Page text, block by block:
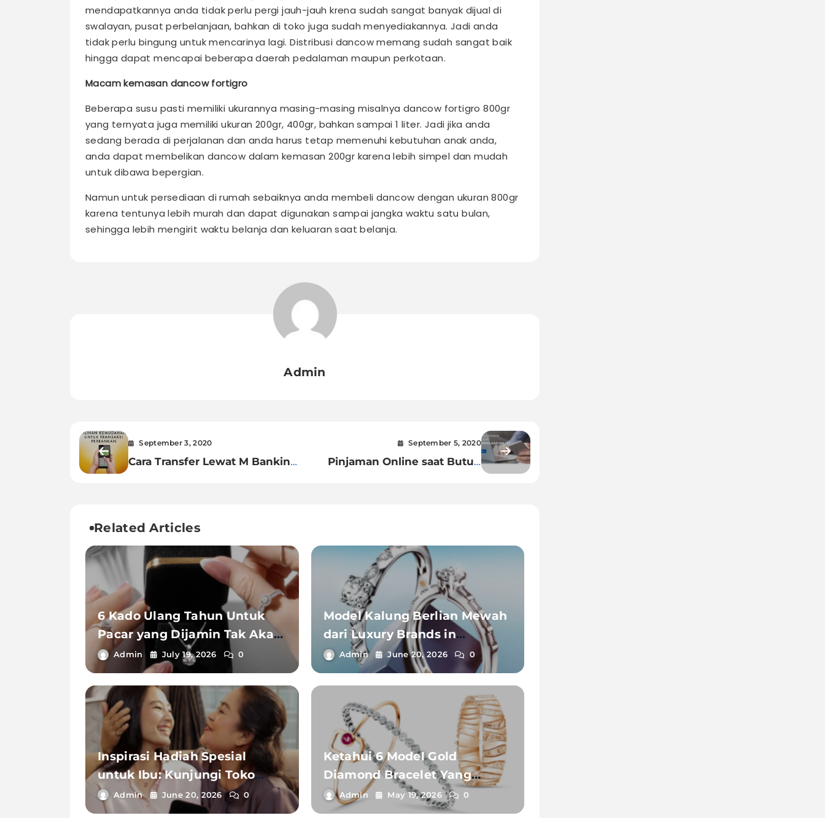
mendapatkannya anda tidak perlu pergi jauh-jauh krena sudah sangat banyak dijual di
swalayan, pusat perbelanjaan, bahkan di toko juga sudah menyediakannya. Jadi anda
tidak perlu bingung untuk mencarinya lagi. Distribusi dancow memang sudah sangat baik
hingga dapat mencapai beberapa daerah pedalaman maupun perkotaan.
Macam kemasan dancow fortigro
Beberapa susu pasti memiliki ukurannya masing-masing misalnya dancow fortigro 800gr
yang ternyata juga memiliki ukuran 200gr, 400gr, bahkan sampai 1 liter. Jadi jika anda
sedang berada di perjalanan dan anda harus tetap memenuhi kebutuhan anak anda,
anda dapat membelikan dancow dalam kemasan 200gr karena lebih simpel dan mudah
untuk dibawa bepergian.
Namun untuk persediaan di rumah sebaiknya anda membeli dancow dengan ukuran 800gr
karena tentunya lebih murah dan dapat digunakan sampai jangka waktu satu bulan,
sehingga lebih mengirit waktu belanja dan keluaran saat belanja.
Admin
September 3, 2020
Cara Transfer Lewat M Banking
September 5, 2020
Pinjaman Online saat Butuh
Related Articles
6 Kado Ulang Tahun Untuk
Pacar yang Dijamin Tak Akan
Pernah Terlupakan
Admin July 19, 2026 0
Model Kalung Berlian Mewah
dari Luxury Brands in
Indonesia
Admin June 20, 2026 0
Inspirasi Hadiah Spesial
untuk Ibu: Kunjungi Toko
Emas Depok Pilihan Keluarga
Admin June 20, 2026 0
Ketahui 6 Model Gold
Diamond Bracelet Yang
Cocok Untuk Berbagai Gaya
Outfit !
Admin May 19, 2026 0